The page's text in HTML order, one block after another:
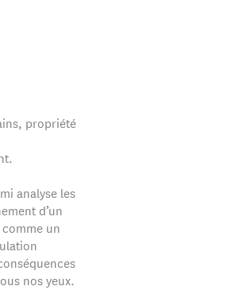
propriété
analyse les
d’un
un
nos yeux.